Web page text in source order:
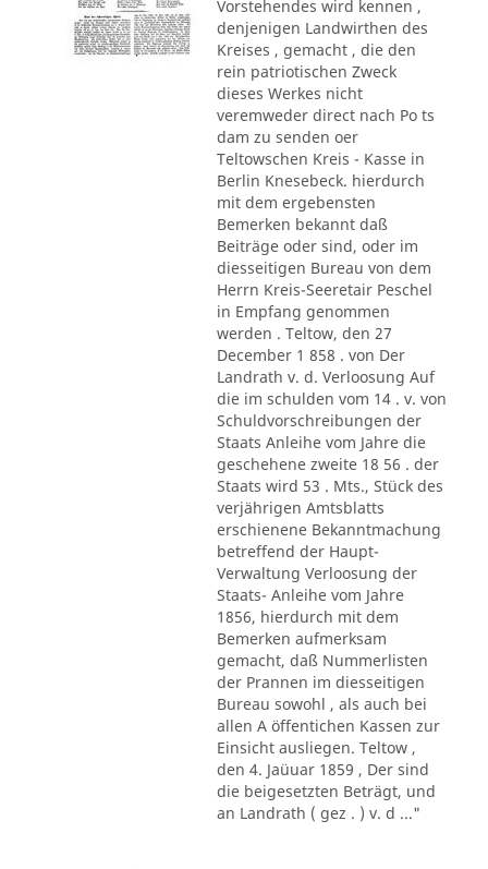
Vorstehendes wird kennen ,
denjenigen Landwirthen des
Kreises , gemacht , die den
rein patriotischen Zweck
dieses Werkes nicht
veremweder direct nach Po ts
dam zu senden oer
Teltowschen Kreis - Kasse in
Berlin Knesebeck. hierdurch
mit dem ergebensten
Bemerken bekannt daß
Beiträge oder sind, oder im
diesseitigen Bureau von dem
Herrn Kreis-Seeretair Peschel
in Empfang genommen
werden . Teltow, den 27
December 1 858 . von Der
Landrath v. d. Verloosung Auf
die im schulden vom 14 . v. von
Schuldvorschreibungen der
Staats Anleihe vom Jahre die
geschehene zweite 18 56 . der
Staats wird 53 . Mts., Stück des
verjährigen Amtsblatts
erschienene Bekanntmachung
betreffend der Haupt-
Verwaltung Verloosung der
Staats- Anleihe vom Jahre
1856, hierdurch mit dem
Bemerken aufmerksam
gemacht, daß Nummerlisten
der Prannen im diesseitigen
Bureau sowohl , als auch bei
allen A öffentichen Kassen zur
Einsicht ausliegen. Teltow ,
den 4. Jaüuar 1859 , Der sind
die beigesetzten Beträgt, und
an Landrath ( gez . ) v. d ..."